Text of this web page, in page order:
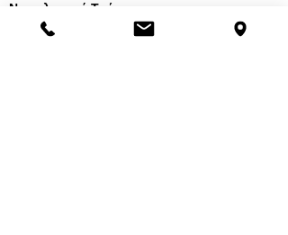
Νοσηλευτικά Τμήματα
Χειμερινό ωράριο: 11.00-13.00
17.30-19.30